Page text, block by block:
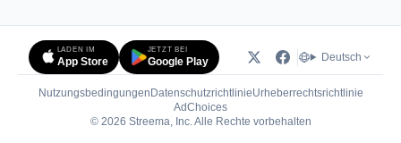
LADEN IM
App Store
JETZT BEI
Google Play Deutsch
Nutzungsbedingungen DatenschutzrichtlinieUrheberrechtsrichtlinie
AdChoices(öffnet in neuem Tab)
© 2026 Streema, Inc. Alle Rechte vorbehalten